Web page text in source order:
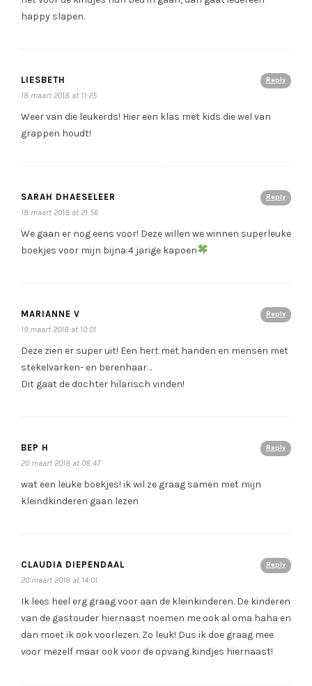
happy slapen.
Reply
LIESBETH
18 maart 2018 at 11:25
Weer van die leukerds! Hier een klas met kids die wel van
grappen houdt!
Reply
SARAH DHAESELEER
18 maart 2018 at 21:56
We gaan er nog eens voor! Deze willen we winnen superleuke
boekjes voor mijn bijna 4 jarige kapoen
Reply
MARIANNE V
19 maart 2018 at 10:01
Deze zien er super uit! Een hert met handen en mensen met
stekelvarken- en berenhaar…
Dit gaat de dochter hilarisch vinden!
Reply
BEP H
20 maart 2018 at 08:47
wat een leuke boekjes! ik wil ze graag samen met mijn
kleindkinderen gaan lezen
Reply
CLAUDIA DIEPENDAAL
20 maart 2018 at 14:01
Ik lees heel erg graag voor aan de kleinkinderen. De kinderen
van de gastouder hiernaast noemen me ook al oma haha en
dan moet ik ook voorlezen. Zo leuk! Dus ik doe graag mee
voor mezelf maar ook voor de opvang kindjes hiernaast!